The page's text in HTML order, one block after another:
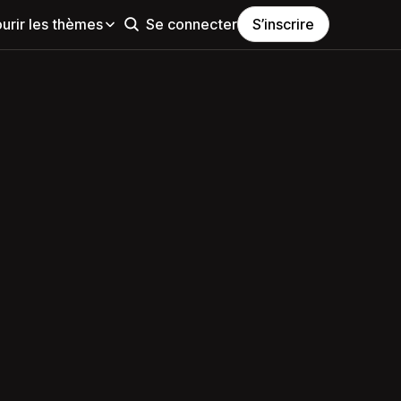
les thèmes Se connecter S’inscrire